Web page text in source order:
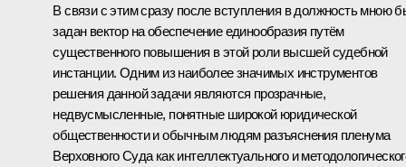
В связи с этим сразу после вступления в должность мною
задан вектор на обеспечение единообразия путём
существенного повышения в этой роли высшей судебной
инстанции. Одним из наиболее значимых инструментов
решения данной задачи являются прозрачные,
недвусмысленные, понятные широкой юридической
общественности и обычным людям разъяснения пленума
Верховного Суда как интеллектуального и